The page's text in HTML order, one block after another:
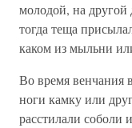
молодой, на другой
тогда теща
каком из мыльни
Во время венчания
ноги камку или
расстилали